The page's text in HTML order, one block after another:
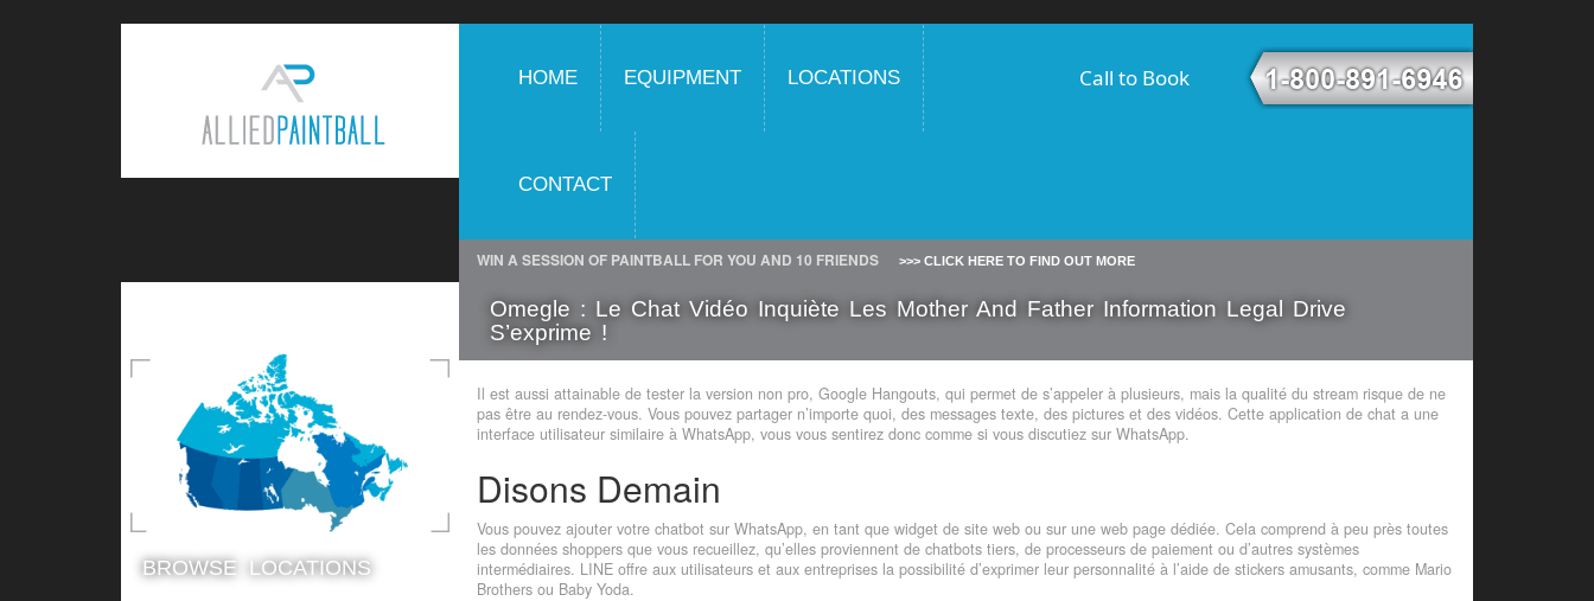
HOME EQUIPMENT LOCATIONS
CONTACT
Call to Book
WIN A SESSION OF PAINTBALL FOR YOU AND 10 FRIENDS >>> CLICK HERE TO FIND OUT MORE
BROWSE LOCATIONS
Omegle : Le Chat Vidéo Inquiète Les Mother And Father Information Legal Drive
S’exprime !
Il est aussi attainable de tester la version non pro, Google Hangouts, qui permet de s’appeler à plusieurs, mais la qualité du stream risque de ne
pas être au rendez-vous. Vous pouvez partager n’importe quoi, des messages texte, des pictures et des vidéos. Cette application de chat a une
interface utilisateur similaire à WhatsApp, vous vous sentirez donc comme si vous discutiez sur WhatsApp.
Disons Demain
Vous pouvez ajouter votre chatbot sur WhatsApp, en tant que widget de site web ou sur une web page dédiée. Cela comprend à peu près toutes
les données shoppers que vous recueillez, qu’elles proviennent de chatbots tiers, de processeurs de paiement ou d’autres systèmes
intermédiaires. LINE offre aux utilisateurs et aux entreprises la possibilité d’exprimer leur personnalité à l’aide de stickers amusants, comme Mario
Brothers ou Baby Yoda.